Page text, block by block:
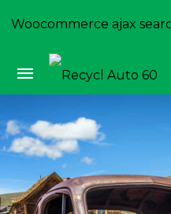
Woocommerce ajax